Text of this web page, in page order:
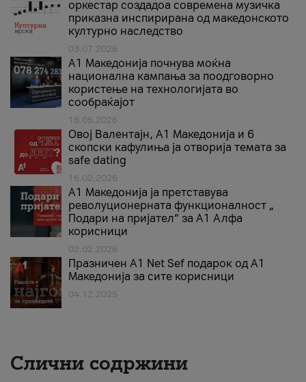
оркестар создадоа современа музичка
приказна инспирирана од македонското
културно наследство
03.07.2026
A1 Македонија почнува моќна
национална кампања за поодговорно
користење на технологијата во
сообраќајот
18.05.2026
Овој Валентајн, A1 Македонија и 6
скопски кафулиња ја отворија темата за
safe dating
16.02.2026
А1 Македонија ја претставува
револуционерната функционалност „
Подари на пријател“ за А1 Алфа
корисници
02.02.2026
Празничен A1 Net Sеf подарок од А1
Македонија за сите корисници
04.12.2025
Слични содржини